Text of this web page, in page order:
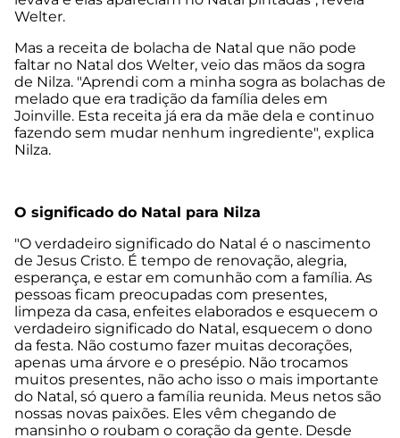
Welter.
Mas a receita de bolacha de Natal que não pode
faltar no Natal dos Welter, veio das mãos da sogra
de Nilza. "Aprendi com a minha sogra as bolachas de
melado que era tradição da família deles em
Joinville. Esta receita já era da mãe dela e continuo
fazendo sem mudar nenhum ingrediente", explica
Nilza.
O significado do Natal para Nilza
"O verdadeiro significado do Natal é o nascimento
de Jesus Cristo. É tempo de renovação, alegria,
esperança, e estar em comunhão com a família. As
pessoas ficam preocupadas com presentes,
limpeza da casa, enfeites elaborados e esquecem o
verdadeiro significado do Natal, esquecem o dono
da festa. Não costumo fazer muitas decorações,
apenas uma árvore e o presépio. Não trocamos
muitos presentes, não acho isso o mais importante
do Natal, só quero a família reunida. Meus netos são
nossas novas paixões. Eles vêm chegando de
mansinho o roubam o coração da gente. Desde